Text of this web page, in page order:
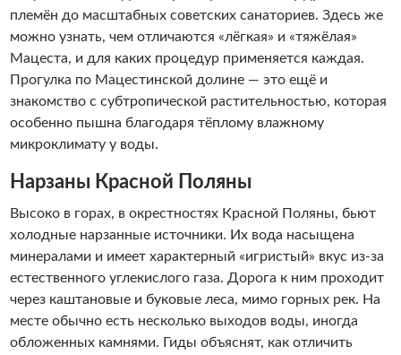
племён до масштабных советских санаториев. Здесь же
можно узнать, чем отличаются «лёгкая» и «тяжёлая»
Мацеста, и для каких процедур применяется каждая.
Прогулка по Мацестинской долине — это ещё и
знакомство с субтропической растительностью, которая
особенно пышна благодаря тёплому влажному
микроклимату у воды.
Нарзаны Красной Поляны
Высоко в горах, в окрестностях Красной Поляны, бьют
холодные нарзанные источники. Их вода насыщена
минералами и имеет характерный «игристый» вкус из-за
естественного углекислого газа. Дорога к ним проходит
через каштановые и буковые леса, мимо горных рек. На
месте обычно есть несколько выходов воды, иногда
обложенных камнями. Гиды объяснят, как отличить